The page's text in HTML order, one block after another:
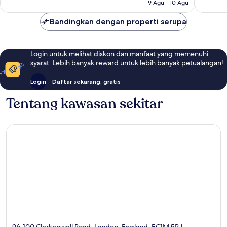
9 Agu - 10 Agu
Bandingkan dengan properti serupa
Login untuk melihat diskon dan manfaat yang memenuhi
syarat. Lebih banyak reward untuk lebih banyak petualangan!
Login Daftar sekarang, gratis
Tentang kawasan sekitar